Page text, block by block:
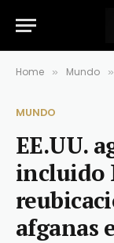
Home » Mundo »
MUNDO
EE.UU.
incluido
afganas